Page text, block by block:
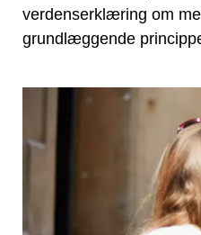
verdenserklæring om
grundlæggende